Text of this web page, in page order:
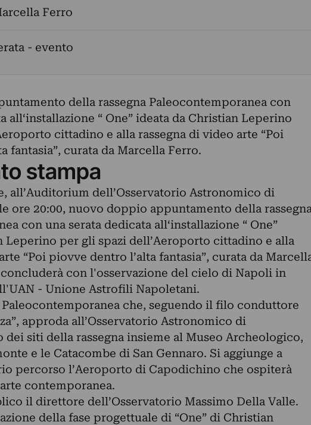
Ferro
- evento
della rassegna Paleocontemporanea con
all‘installazione “ One” ideata da Christian Leperino
cittadino e alla rassegna di video arte “Poi
fantasia”, curata da Marcella Ferro.
stampa
all’Auditorium dell’Osservatorio Astronomico di
ore 20:00, nuovo doppio appuntamento della
con una serata dedicata all‘installazione “ One”
Leperino per gli spazi dell’Aeroporto cittadino e alla
“Poi piovve dentro l’alta fantasia”, curata da
concluderà con l'osservazione del cielo di Napoli in
- Unione Astrofili Napoletani.
Paleocontemporanea che, seguendo il filo conduttore
approda all’Osservatorio Astronomico di
dei siti della rassegna insieme al Museo Archeologico,
e le Catacombe di San Gennaro. Si aggiunge a
percorso l’Aeroporto di Capodichino che ospiterà
contemporanea.
il direttore dell’Osservatorio Massimo Della Valle.
della fase progettuale di “One” di Christian